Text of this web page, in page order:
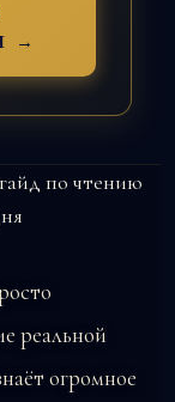
→
реальной
огромное